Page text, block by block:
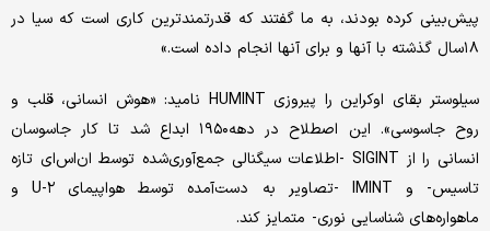
پیش‌بینی کرده بودند، به ما گفتند که قدرتمندترین کاری است که سیا در
۱۸سال گذشته با آنها و برای آنها انجام داده است.»
سیلوستر بقای اوکراین را پیروزی HUMINT نامید: «هوش انسانی، قلب و
روح جاسوسی». این اصطلاح در دهه۱۹۵۰ ابداع شد تا کار جاسوسان
انسانی را از SIGINT -اطلاعات سیگنالی جمع‌آوری‌شده توسط ان‌اس‌ای تازه
تاسیس- و IMINT -تصاویر به دست‌آمده توسط هواپیمای U-۲ و
ماهواره‌های شناسایی نوری- متمایز کند.